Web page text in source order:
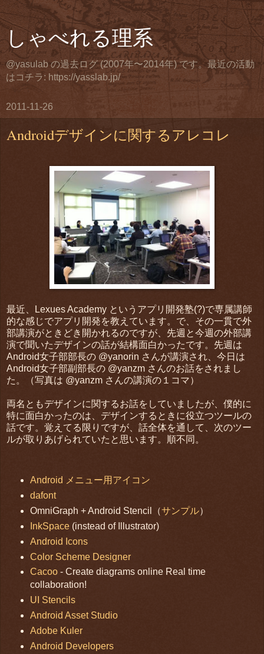
しゃべれる理系
@yasulab の過去ログ (2007年〜2014年) です。最近の活動
はコチラ: https://yasslab.jp/
2011-11-26
Androidデザインに関するアレコレ
最近、Lexues Academy というアプリ開発塾(?)で専属講師
的な感じでアプリ開発を教えています。で、その一貫で外
部講演がときどき開かれるのですが、先週と今週の外部講
演で聞いたデザインの話が結構面白かったです。先週は
Android女子部部長の @yanorin さんが講演され、今日は
Android女子部副部長の @yanzm さんのお話をされまし
た。（写真は @yanzm さんの講演の１コマ）
両名ともデザインに関するお話をしていましたが、僕的に
特に面白かったのは、デザインするときに役立つツールの
話です。覚えてる限りですが、話全体を通して、次のツー
ルが取りあげられていたと思います。順不同。
Android メニュー用アイコン
dafont
OmniGraph + Android Stencil（サンプル）
InkSpace(instead of Illustrator)
Android Icons
Color Scheme Designer
Cacoo- Create diagrams online Real time
collaboration!
UI Stencils
Android Asset Studio
Adobe Kuler
Android Developers